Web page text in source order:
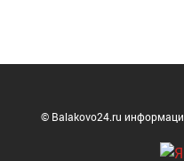
© Balakovo24.ru